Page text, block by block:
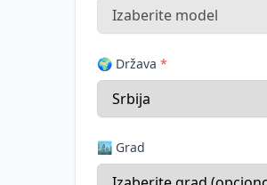
🌍 Država *
🏙️ Grad